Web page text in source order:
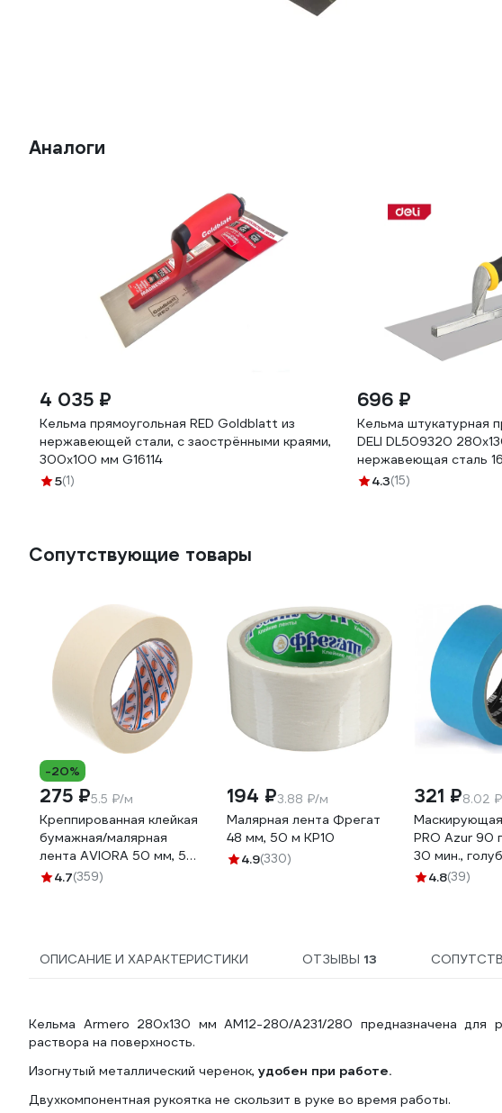
Аналоги
4 035 ₽
Кельма прямоугольная RED Goldblatt из
нержавеющей стали, с заострёнными краями,
300х100 мм G16114
5(1)
696 ₽
Кельма штукатурная
DELI DL509320
нержавеющая сталь
4.3(15)
Сопутствующие товары
-20%
275 ₽5.5 ₽/м
Креппированная клейкая
бумажная/малярная
лента AVIORA 50 мм, 50
м 304-010
4.7(359)
194 ₽3.88 ₽/м
Малярная лента Фрегат
48 мм, 50 м КР10
4.9(330)
321 ₽8.02
PRO Azur 90
30 мин.,
40 м 58490/50
4.8(39)
ОПИСАНИЕ И ХАРАКТЕРИСТИКИ ОТЗЫВЫ 13
Кельма Armero 280х130 мм AM12-280/A231/280 предназначена для
раствора на поверхность.
Изогнутый металлический черенок, удобен при работе.
Двухкомпонентная рукоятка не скользит в руке во время работы.